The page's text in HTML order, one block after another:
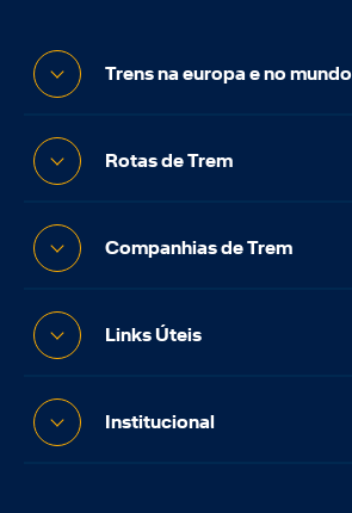
Trens na europa e no mundo
Rotas de Trem
Companhias de Trem
Links Úteis
Institucional